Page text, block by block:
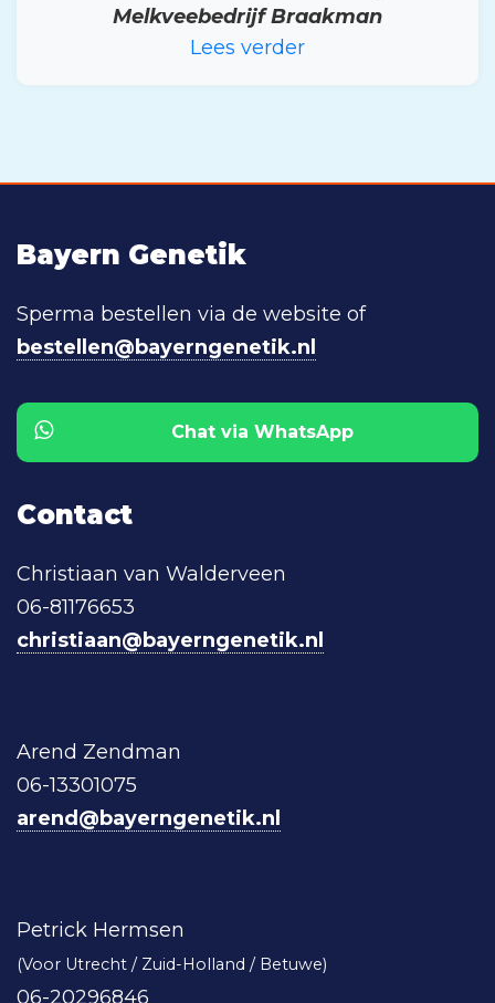
Melkveebedrijf Braakman
Lees verder
Bayern Genetik
Sperma bestellen via de website of
bestellen@bayerngenetik.nl
Chat via WhatsApp
Contact
Christiaan van Walderveen
06-81176653
christiaan@bayerngenetik.nl
Arend Zendman
06-13301075
arend@bayerngenetik.nl
Petrick Hermsen
(Voor Utrecht / Zuid-Holland / Betuwe)
06-20296846